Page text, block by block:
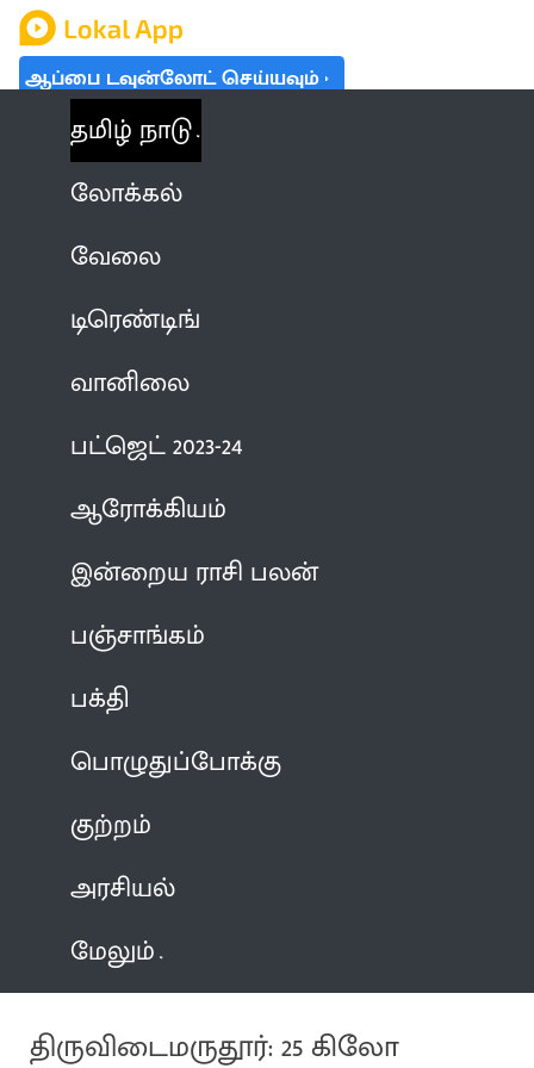
ஆப்பை டவுன்லோட் செய்யவும்
தமிழ் நாடு
லோக்கல்
வேலை
டிரெண்டிங்
வானிலை
பட்ஜெட் 2023-24
ஆரோக்கியம்
இன்றைய ராசி பலன்
பஞ்சாங்கம்
பக்தி
பொழுதுப்போக்கு
குற்றம்
அரசியல்
மேலும்
திருவிடைமருதூர்: 25 கிலோ